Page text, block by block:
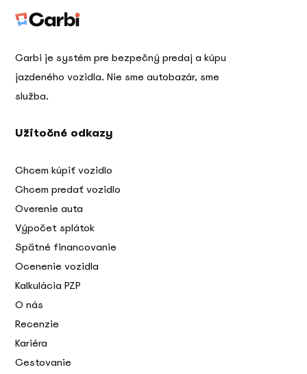
Carbi je systém pre bezpečný predaj a kúpu
jazdeného vozidla. Nie sme autobazár, sme
služba.
Užitočné odkazy
Chcem kúpiť vozidlo
Chcem predať vozidlo
Overenie auta
Výpočet splátok
Spätné financovanie
Ocenenie vozidla
Kalkulácia PZP
O nás
Recenzie
Kariéra
Cestovanie